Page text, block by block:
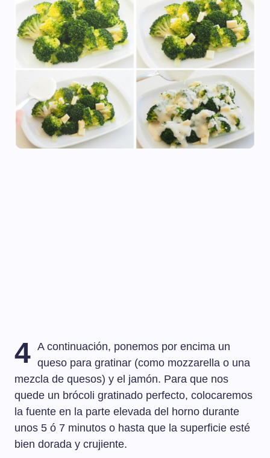
4 A continuación, ponemos por encima un
queso para gratinar (como mozzarella o una
mezcla de quesos) y el jamón. Para que nos
quede un brócoli gratinado perfecto, colocaremos
la fuente en la parte elevada del horno durante
unos 5 ó 7 minutos o hasta que la superficie esté
bien dorada y crujiente.